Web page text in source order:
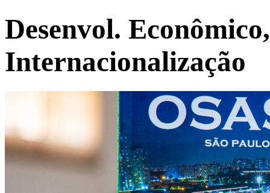
Desenvol.
Internacionalização